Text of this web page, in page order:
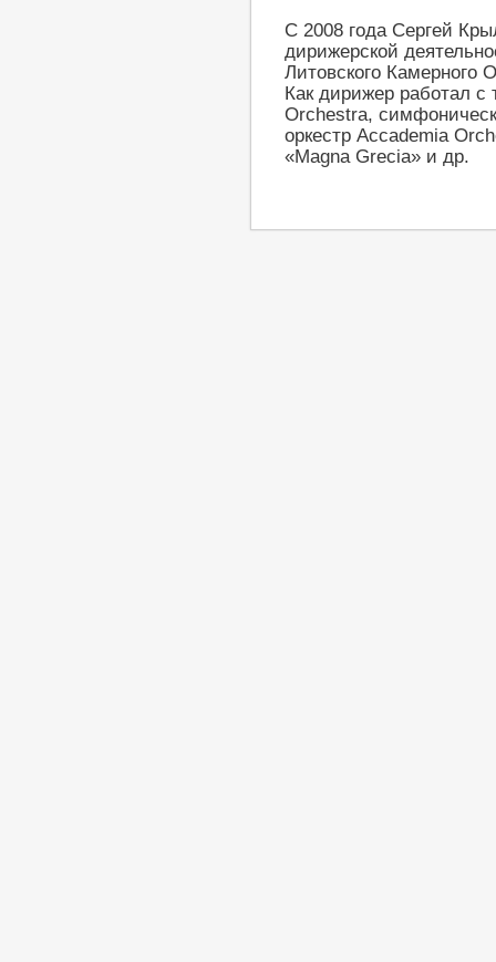
С 2008 года Сергей
дирижерской
Литовского Камерного
Как дирижер работал с
Orchestra,
оркестр Accademia
«Magna Grecia» и др.